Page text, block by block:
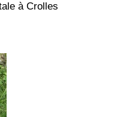
à Crolles